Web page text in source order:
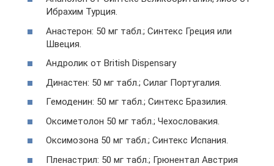
Ибрахим Турция.
Анастерон: 50 мг табл.; Синтекс Греция или
Швеция.
Андролик от British Dispensary
Династен: 50 мг табл.; Силаг Португалия.
Гемоденин: 50 мг табл.; Синтекс Бразилия.
Оксиметолон 50 мг табл.; Чехословакия.
Оксимозона 50 мг табл.; Синтекс Испания.
Пленастрил: 50 мг табл.; Грюнентал Австрия